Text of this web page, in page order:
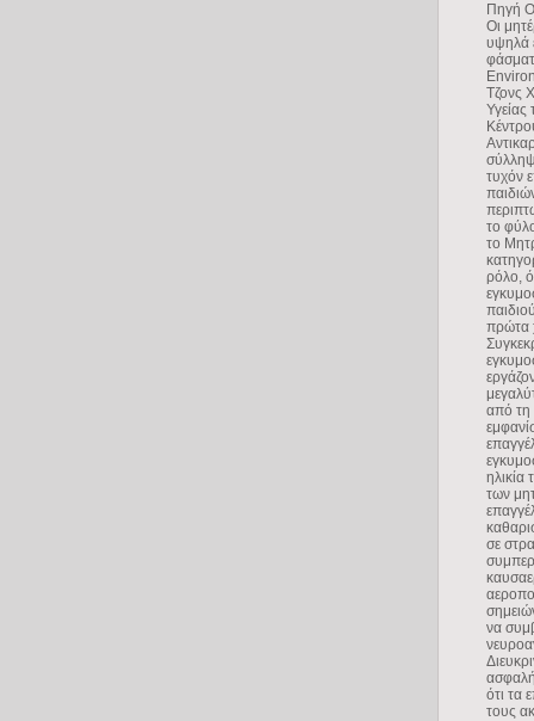
Πηγή
Οι
υψηλά
Τζονς
τυχόν
το
το
ρόλο,
πρώτα
από τη
ηλικία
των
σε
να
ασφαλή
ότι τα
τους